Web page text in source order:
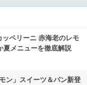
ペリーニ 赤海老のレモ
夏メニューを徹底解説
ン」スイーツ＆パン新登